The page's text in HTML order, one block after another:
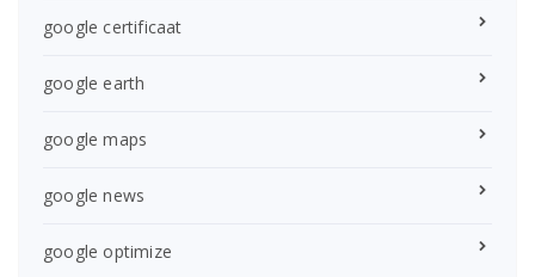
google certificaat
google earth
google maps
google news
google optimize